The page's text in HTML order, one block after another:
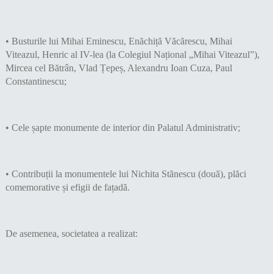
• Busturile lui Mihai Eminescu, Enăchiță Văcărescu, Mihai
Viteazul, Henric al IV-lea (la Colegiul Național „Mihai Viteazul”),
Mircea cel Bătrân, Vlad Țepeș, Alexandru Ioan Cuza, Paul
Constantinescu;
• Cele șapte monumente de interior din Palatul Administrativ;
• Contribuții la monumentele lui Nichita Stănescu (două), plăci
comemorative și efigii de fațadă.
De asemenea, societatea a realizat: